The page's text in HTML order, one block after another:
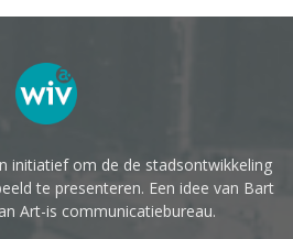
initiatief om de de stadsontwikkeling
te presenteren. Een idee van Bart
Art-is communicatiebureau.